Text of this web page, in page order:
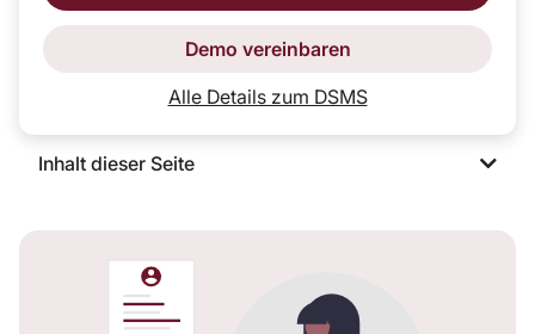
Demo vereinbaren
Alle Details zum DSMS
Inhalt dieser Seite